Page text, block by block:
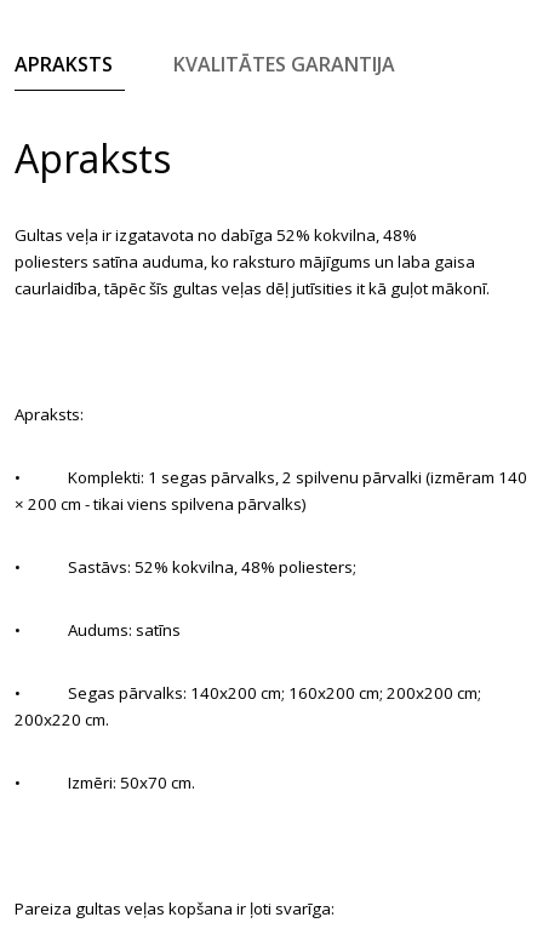
APRAKSTS KVALITĀTES GARANTIJA
Apraksts
Gultas veļa ir izgatavota no dabīga 52% kokvilna, 48%
poliesters satīna auduma, ko raksturo mājīgums un laba gaisa
caurlaidība, tāpēc šīs gultas veļas dēļ jutīsities it kā guļot mākonī.
Apraksts:
• Komplekti: 1 segas pārvalks, 2 spilvenu pārvalki (izmēram 140
× 200 cm - tikai viens spilvena pārvalks)
• Sastāvs: 52% kokvilna, 48% poliesters;
• Audums: satīns
• Segas pārvalks: 140x200 cm; 160x200 cm; 200x200 cm;
200x220 cm.
• Izmēri: 50x70 cm.
Pareiza gultas veļas kopšana ir ļoti svarīga: